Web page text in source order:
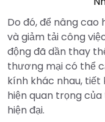
Do đó, để nâng cao
và giảm tải công
động đã dần thay
thương mại có thể
kính khác nhau, tiết
hiện quan trọng
hiện đại.